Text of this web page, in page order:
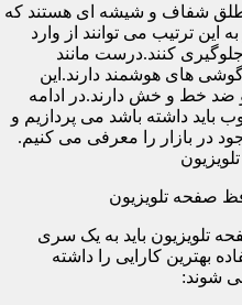
طلق شفاف و شیشه ای هستند که
ترتیب می توانند از وارد
کنند.درست مانند
های هوشمند دارند.این
خط و خش دارند.در ادامه
باید داشته باشد می پردازیم و
در بازار را معرفی می کنیم.
صفحه تلویزیون
تلویزیون باید به یک سری
بهترین کارایی را داشته
شوند: